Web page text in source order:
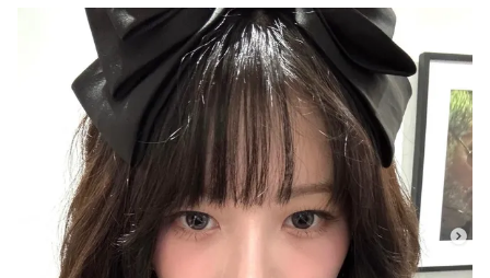
Góc doanh nghiệp
Truyền hình
Phim VTV
Hậu trường
Nhân vật
Khán giả
Giải sao mai
Giải trí
Điện ảnh
Âm nhạc
Đời sống
Du lịch
Làm đẹp
Giáo dục
Tuyển sinh